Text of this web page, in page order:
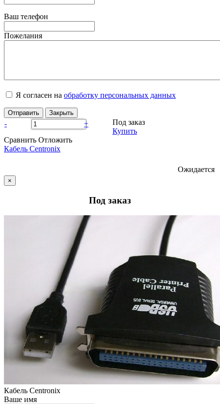
Ваш телефон
Пожелания
Я согласен на обработку персональных данных
Отправить Закрыть
- +
Под заказ
Купить
Сравнить Отложить
Кабель Centronix
Ожидается
×
Под заказ
Кабель Centronix
Ваше имя